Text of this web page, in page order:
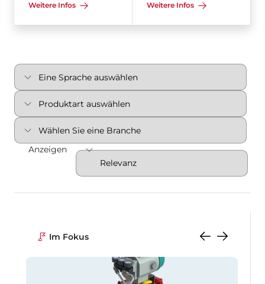
Weitere Infos Weitere Infos
Anzeigen
Im Fokus